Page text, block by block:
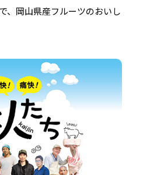
、岡山県産フルーツのおいし